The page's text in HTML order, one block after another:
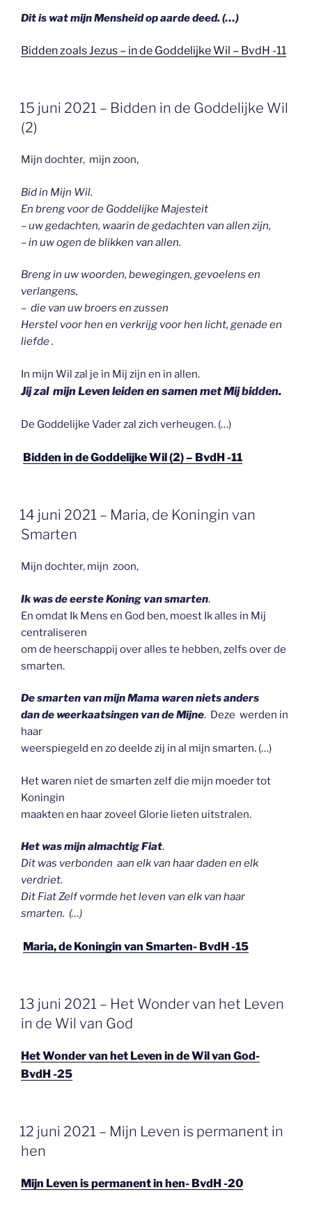
Dit is wat mijn Mensheid op aarde deed. (…)
Bidden zoals Jezus – in de Goddelijke Wil – BvdH -11
GEPLAATST
OP
15 juni 2021 – Bidden in de Goddelijke Wil
(2)
Mijn dochter, mijn zoon,
Bid in Mijn Wil.
En breng voor de Goddelijke Majesteit
– uw gedachten, waarin de gedachten van allen zijn,
– in uw ogen de blikken van allen.
Breng in uw woorden, bewegingen, gevoelens en
verlangens,
– die van uw broers en zussen
Herstel voor hen en verkrijg voor hen licht, genade en
liefde .
In mijn Wil zal je in Mij zijn en in allen.
Jij zal mijn Leven leiden en samen met Mij bidden.
De Goddelijke Vader zal zich verheugen. (…)
Bidden in de Goddelijke Wil (2) – BvdH -11
GEPLAATST
OP
14 juni 2021 – Maria, de Koningin van
Smarten
Mijn dochter, mijn zoon,
Ik was de eerste Koning van smarten.
En omdat Ik Mens en God ben, moest Ik alles in Mij
centraliseren
om de heerschappij over alles te hebben, zelfs over de
smarten.
De smarten van mijn Mama waren niets anders
dan de weerkaatsingen van de Mijne. Deze werden in
haar
weerspiegeld en zo deelde zij in al mijn smarten. (…)
Het waren niet de smarten zelf die mijn moeder tot
Koningin
maakten en haar zoveel Glorie lieten uitstralen.
Het was mijn almachtig Fiat.
Dit was verbonden aan elk van haar daden en elk
verdriet.
Dit Fiat Zelf vormde het leven van elk van haar
smarten. (…)
Maria, de Koningin van Smarten- BvdH -15
GEPLAATST
OP
13 juni 2021 – Het Wonder van het Leven
in de Wil van God
Het Wonder van het Leven in de Wil van God-
BvdH -25
GEPLAATST
OP
12 juni 2021 – Mijn Leven is permanent in
hen
Mijn Leven is permanent in hen- BvdH -20